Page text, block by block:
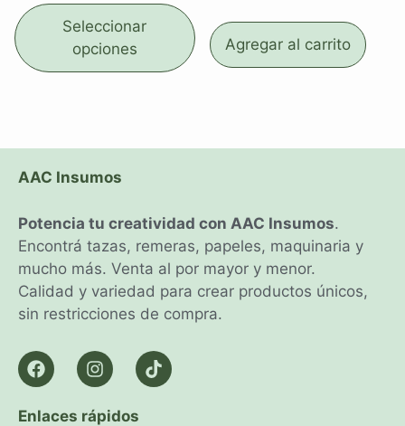
Seleccionar
opciones
Agregar al carrito
AAC Insumos
Potencia tu creatividad con AAC Insumos.
Encontrá tazas, remeras, papeles, maquinaria y
mucho más. Venta al por mayor y menor.
Calidad y variedad para crear productos únicos,
sin restricciones de compra.
Enlaces rápidos